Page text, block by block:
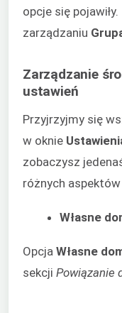
opcje się
zarządzaniu
Zarządzanie
ustawień
Przyjrzyjmy się
w oknie
zobaczysz
różnych
Własne
Opcja Własne
sekcji Powiązanie